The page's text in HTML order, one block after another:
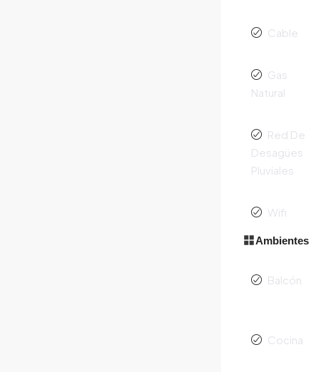
Cable
Gas
Natural
Red De
Desagües
Pluviales
Wifi
Ambientes
Balcón
Cocina